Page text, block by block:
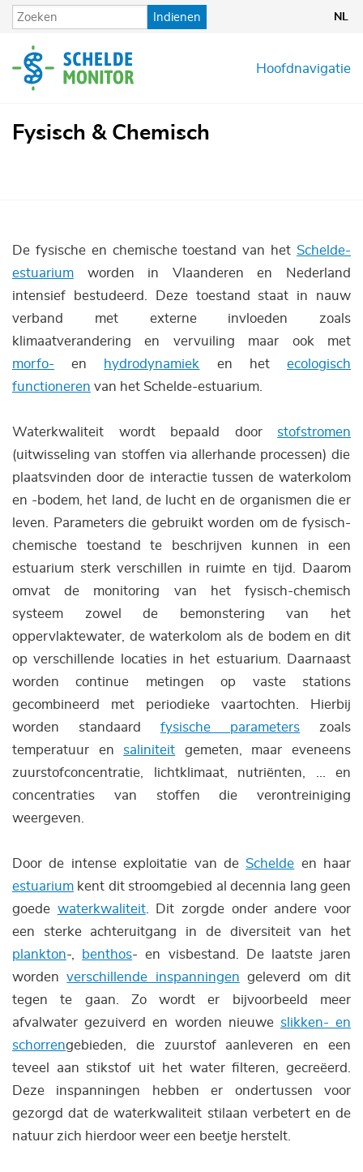
Overslaan
en
de
inhoud
Indienen NL
Hoofdnavigatie
Fysisch & Chemisch
De fysische en chemische toestand van het Schelde-
estuarium worden in Vlaanderen en Nederland
intensief bestudeerd. Deze toestand staat in nauw
verband met externe invloeden zoals
klimaatverandering en vervuiling maar ook met
morfo- en hydrodynamiek en hetecologisch
functioneren van het Schelde-estuarium.
Waterkwaliteit wordt bepaald door stofstromen
(uitwisseling van stoffen via allerhande processen) die
plaatsvinden door de interactie tussen de waterkolom
en -bodem, het land, de lucht en de organismen die er
leven. Parameters die gebruikt worden om de fysisch-
chemische toestand te beschrijven kunnen in een
estuarium sterk verschillen in ruimte en tijd. Daarom
omvat de monitoring van het fysisch-chemisch
systeem zowel de bemonstering van het
oppervlaktewater, de waterkolom als de bodem en dit
op verschillende locaties in het estuarium. Daarnaast
worden continue metingen op vaste stations
gecombineerd met periodieke vaartochten. Hierbij
worden standaard fysische parameters zoals
temperatuur en saliniteit gemeten, maar eveneens
zuurstofconcentratie, lichtklimaat, nutriënten, ... en
concentraties van stoffen die verontreiniging
weergeven.
Door de intense exploitatie van de Schelde en haar
estuarium kent dit stroomgebied al decennia lang geen
goede waterkwaliteit. Dit zorgde onder andere voor
een sterke achteruitgang in de diversiteit van het
plankton-, benthos- en visbestand. De laatste jaren
wordenverschillende inspanningen geleverd om dit
tegen te gaan. Zo wordt er bijvoorbeeld meer
afvalwater gezuiverd en worden nieuwe slikken- en
schorrengebieden, die zuurstof aanleveren en een
teveel aan stikstof uit het water filteren, gecreëerd.
Deze inspanningen hebben er ondertussen voor
gezorgd dat de waterkwaliteit stilaan verbetert en de
natuur zich hierdoor weer een beetje herstelt.